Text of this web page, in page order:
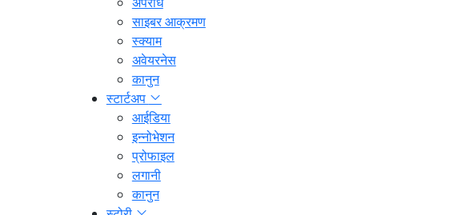
साइबर आक्रमण
स्क्याम
अवेयरनेस
कानुन
स्टार्टअप
आईडिया
इन्नोभेशन
प्रोफाइल
लगानी
कानुन